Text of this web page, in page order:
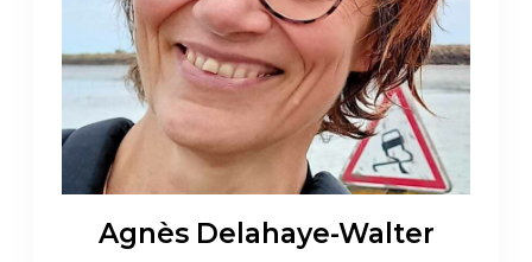
Agnès Delahaye-Walter